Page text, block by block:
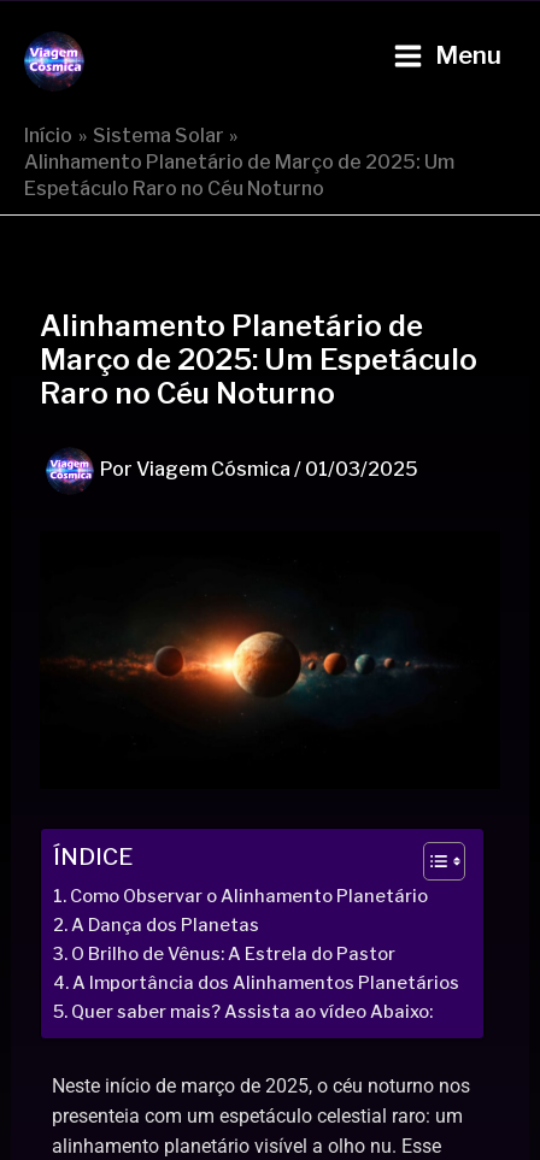
para
Menu
Menu
Início
Sistema Solar
Alinhamento Planetário de Março de 2025: Um
Espetáculo Raro no Céu Noturno
Alinhamento Planetário de
Março de 2025: Um Espetáculo
Raro no Céu Noturno
Por Viagem Cósmica / 01/03/2025
ÍNDICE
Como Observar o Alinhamento Planetário
A Dança dos Planetas
O Brilho de Vênus: A Estrela do Pastor
A Importância dos Alinhamentos Planetários
Quer saber mais? Assista ao vídeo Abaixo:
Neste início de março de 2025, o céu noturno nos
presenteia com um espetáculo celestial raro: um
alinhamento planetário visível a olho nu. Esse
navigation